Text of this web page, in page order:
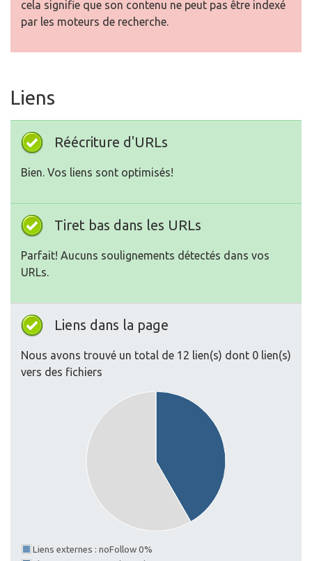
cela signifie que son contenu ne peut pas être indexé
par les moteurs de recherche.
Liens
Réécriture d'URLs
Bien. Vos liens sont optimisés!
Tiret bas dans les URLs
Parfait! Aucuns soulignements détectés dans vos
URLs.
Liens dans la page
Nous avons trouvé un total de 12 lien(s) dont 0 lien(s)
vers des fichiers
Liens externes : noFollow 0%